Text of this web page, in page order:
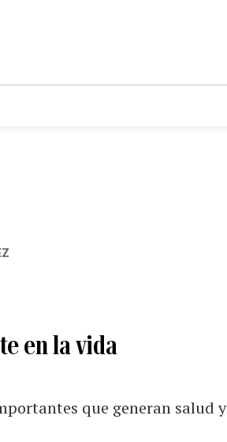
en la vida
que generan salud y